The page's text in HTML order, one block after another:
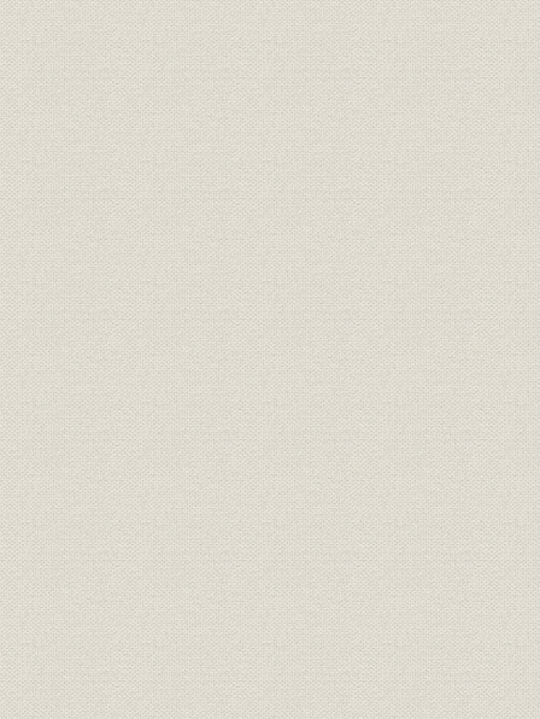
第4章 合金鉄
第5章 原料輸送
第6章 資源調査
第5編 販売部門
第1章 販売の基本理念
第2章 統制から自由経済へ
第3章 高度成長への対応と促進
第4章 市場部の創設と解体
第5章 輸出の飛躍
第6章 市況安定対策
第7章 座談会―当社の販売20年を振り返る
第6編 情報システム部門
第1章 情報システム部門の動向
第2章 PCSによる事務機械化の推進